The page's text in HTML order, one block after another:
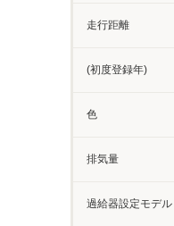
走行距離
(初度登録年)
色
排気量
過給器設定モデル